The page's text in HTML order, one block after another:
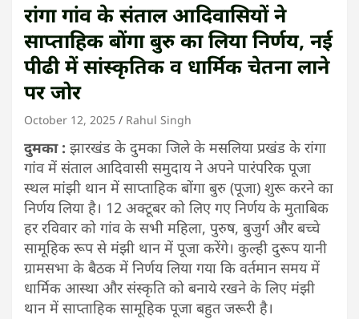
रांगा गांव के संताल आदिवासियों ने
साप्ताहिक बोंगा बुरु का लिया निर्णय, नई
पीढी में सांस्कृतिक व धार्मिक चेतना लाने
पर जोर
October 12, 2025 Rahul Singh
दुमका : झारखंड के दुमका जिले के मसलिया प्रखंड के रांगा
गांव में संताल आदिवासी समुदाय ने अपने पारंपरिक पूजा
स्थल मांझी थान में साप्ताहिक बोंगा बुरु (पूजा) शुरू करने का
निर्णय लिया है। 12 अक्टूबर को लिए गए निर्णय के मुताबिक
हर रविवार को गांव के सभी महिला, पुरुष, बुजुर्ग और बच्चे
सामूहिक रूप से मंझी थान में पूजा करेंगे। कुल्ही दुरूप यानी
ग्रामसभा के बैठक में निर्णय लिया गया कि वर्तमान समय में
धार्मिक आस्था और संस्कृति को बनाये रखने के लिए मंझी
थान में साप्ताहिक सामूहिक पूजा बहुत जरूरी है।